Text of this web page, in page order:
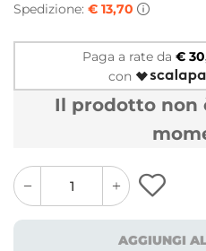
Spedizione: € 13,70
Paga a rate da €
con
Il prodotto non
quantity
button
quantity
minus
button
AGGIUNGI